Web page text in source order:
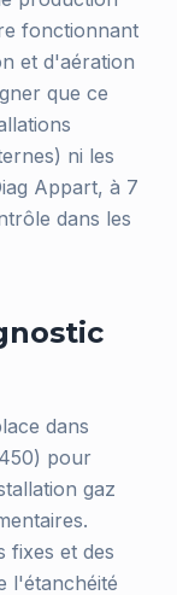
fonctionnant
et d'aération
que ce
ni les
Appart, à 7
dans les
dans
pour
gaz
fixes et des
l'étanchéité